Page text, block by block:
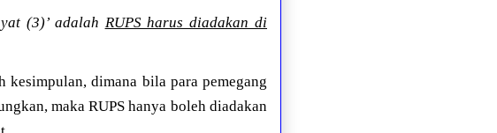
(3)’ adalah RUPS harus diadakan di
dimana bila para pemegang
maka RUPS hanya boleh diadakan